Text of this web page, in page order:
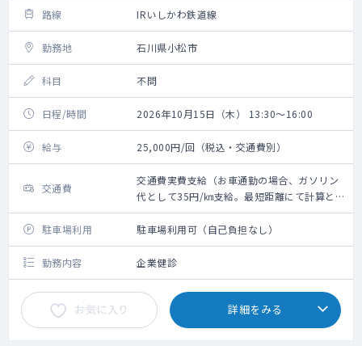
路線 IRいしかわ鉄道線
勤務地 石川県小松市
科目 不問
日程/時間 2026年10月15日（木） 13:30～16:00
給与 25,000円/回（税込・交通費別）
交通費
交通費実費支給（お車通勤の場合、ガソリン
代として35円/㎞支給。最短距離にて計算と
なります）※新幹線代・タクシー代・高速代
は支給不可
駐車場利用 駐車場利用可（自己負担なし）
勤務内容 企業健診
お気に入り 詳細をみる